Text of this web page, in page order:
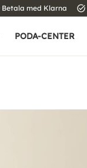
Betala med Klarna task_alt
PODA-CENTER